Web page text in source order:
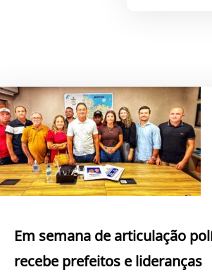
Em semana de articulação
recebe prefeitos e lideranças